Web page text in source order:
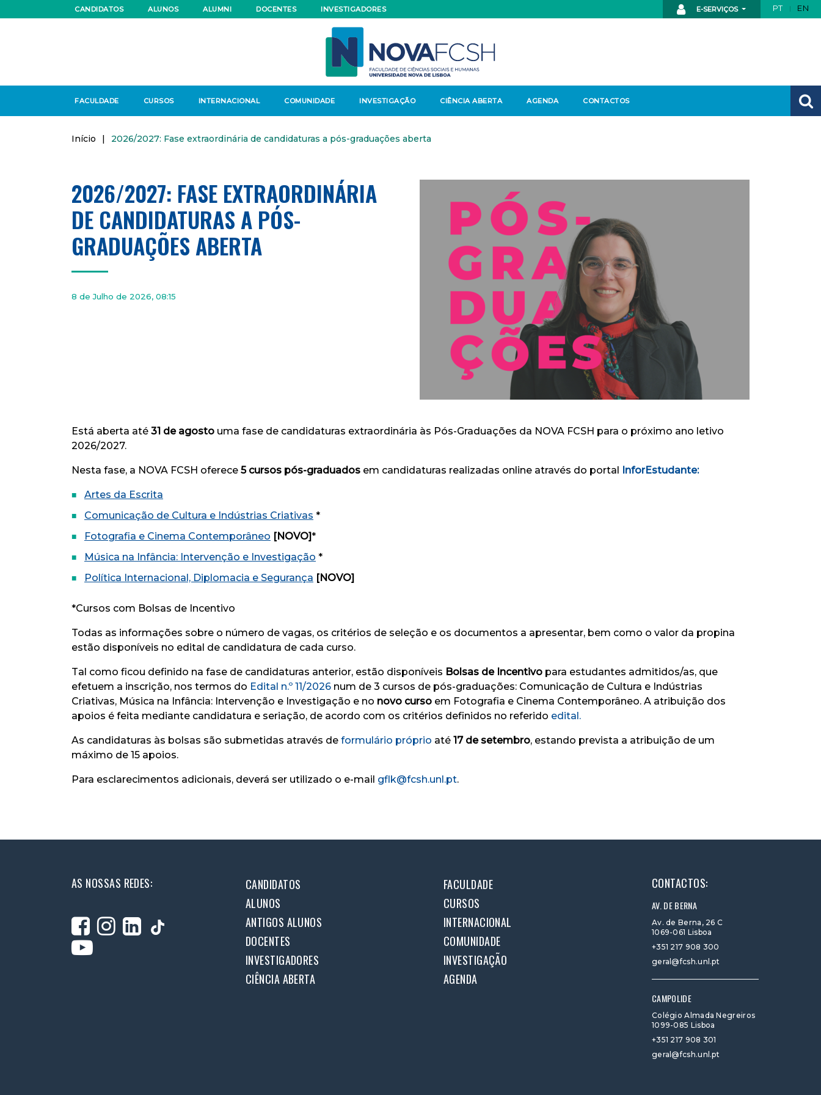
E-SERVIÇOS PT EN
CANDIDATOS ALUNOS ALUMNI DOCENTES INVESTIGADORES
FACULDADE CURSOS INTERNACIONAL COMUNIDADE INVESTIGAÇÃO CIÊNCIA ABERTA AGENDA CONTACTOS
Início | 2026/2027: Fase extraordinária de candidaturas a pós-graduações aberta
2026/2027: FASE EXTRAORDINÁRIA
DE CANDIDATURAS A PÓS-
GRADUAÇÕES ABERTA
8 de Julho de 2026, 08:15
Está aberta até 31 de agosto uma fase de candidaturas extraordinária às Pós-Graduações da NOVA FCSH para o próximo ano letivo
2026/2027.
Nesta fase, a NOVA FCSH oferece 5 cursos pós-graduados em candidaturas realizadas online através do portal InforEstudante:
Artes da Escrita
Comunicação de Cultura e Indústrias Criativas *
Fotografia e Cinema Contemporâneo [NOVO]*
Música na Infância: Intervenção e Investigação *
Política Internacional, Diplomacia e Segurança [NOVO]
*Cursos com Bolsas de Incentivo
Todas as informações sobre o número de vagas, os critérios de seleção e os documentos a apresentar, bem como o valor da propina
estão disponíveis no edital de candidatura de cada curso.
Tal como ficou definido na fase de candidaturas anterior, estão disponíveis Bolsas de Incentivo para estudantes admitidos/as, que
efetuem a inscrição, nos termos do Edital n.º 11/2026 num de 3 cursos de pós-graduações: Comunicação de Cultura e Indústrias
Criativas, Música na Infância: Intervenção e Investigação e no novo curso em Fotografia e Cinema Contemporâneo. A atribuição dos
apoios é feita mediante candidatura e seriação, de acordo com os critérios definidos no referido edital.
As candidaturas às bolsas são submetidas através de formulário próprio até 17 de setembro, estando prevista a atribuição de um
máximo de 15 apoios.
Para esclarecimentos adicionais, deverá ser utilizado o e-mail gflk@fcsh.unl.pt.
AS NOSSAS REDES: CANDIDATOS
FACULDADE
ALUNOS
CURSOS
ANTIGOS ALUNOS
INTERNACIONAL
DOCENTES
COMUNIDADE
INVESTIGADORES
INVESTIGAÇÃO
CIÊNCIA ABERTA
AGENDA
CONTACTOS:
AV. DE BERNA
Av. de Berna, 26 C
1069-061 Lisboa
+351 217 908 300
geral@fcsh.unl.pt
CAMPOLIDE
Colégio Almada Negreiros
1099-085 Lisboa
+351 217 908 301
geral@fcsh.unl.pt